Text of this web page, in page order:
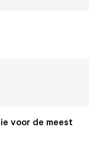
voor de meest